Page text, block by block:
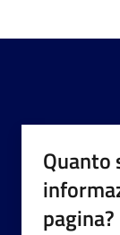
Quanto
pagina?